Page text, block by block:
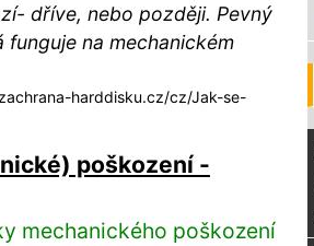
dříve, nebo později. Pevný
na mechanickém
harddisku.cz/cz/Jak-se-
poškození -
mechanického poškození